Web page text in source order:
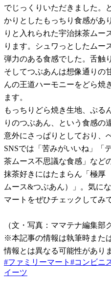
でじっくりいただきました。
かりとしたもっちり食感があ
りと入れられた宇治抹茶ムー
ります。シュワっとしたムー
弾力のある食感でした。舌触
そしてつぶあんは想像通りの
んの王道ハーモニーをどら焼
ます。
もっちりどら焼き生地、ぷる
りのつぶあん、という食感の
意外にさっぱりとしており、
SNSでは「苦みがいいね」「
茶ムース不思議な食感」など
抹茶好きにはたまらん「極
ムース&つぶあん）」。気に
マートをぜひチェックしてみ
（文・写真：ママテナ編集部
※本記事の情報は執筆時また
情報とは異なる可能性があり
#ファミリーマート #コンビニ
イーツ